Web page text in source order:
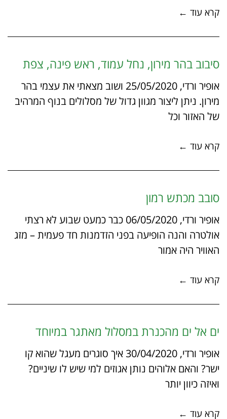
קרא עוד ←
סיבוב בהר מירון, נחל עמוד, ראש פינה, צפת
אופיר ורדי, 25/05/2020 ושוב מצאתי את עצמי בהר
מירון. ניתן ליצור מגוון גדול של מסלולים בנוף המרהיב
של האזור וכל
קרא עוד ←
סובב מכתש רמון
אופיר ורדי, 06/05/2020 כבר כמעט שבוע לא רצתי
אולטרה והנה הופיעה בפני הזדמנות חד פעמית – מזג
האוויר היה אמור
קרא עוד ←
ים אל ים מהכנרת במסלול מאתגר במיוחד
אופיר ורדי, 30/04/2020 איך סוגרים מעגל שהוא קו
ישר? והאם אלוהים נותן אגוזים למי שיש לו שיניים?
ואיזה כיוון יותר
קרא עוד ←